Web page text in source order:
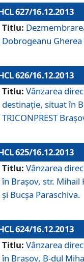
627/16.12.2013
Titlu:
Dobrogeanu
626/16.12.2013
Titlu: Vânzarea
destinaţie, situat în
TRICONPREST
625/16.12.2013
Titlu: Vânzarea
în Braşov, str. Mihail
şi Bucşa Paraschiva.
624/16.12.2013
Titlu: Vânzarea
în Braşov, B-dul